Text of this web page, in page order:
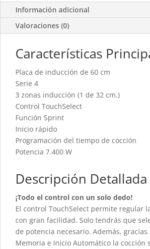
Información adicional
Valoraciones (0)
Características
Placa de inducción de 60 cm
Serie 4
3 zonas inducción (1 de 32 cm.)
Control TouchSelect
Función Sprint
Inicio rápido
Programación del tiempo de cocción
Potencia 7.400 W
Descripción Detallada
¡Todo el control con un solo dedo!
El control TouchSelect permite regular
con gran facilidad. Solo tendrás que
de potencia necesario. Además,
Memoria e Inicio Automático la cocción